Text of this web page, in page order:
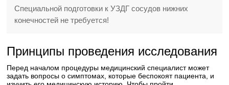
Специальной подготовки к УЗДГ сосудов нижних
конечностей не требуется!
Принципы проведения исследования
Перед началом процедуры медицинский специалист может
задать вопросы о симптомах, которые беспокоят пациента, и